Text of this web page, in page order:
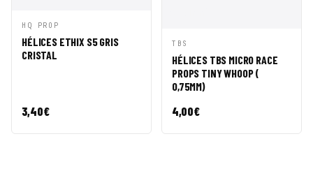
VISTA
RÁPIDA
CESTA
HQ PROP
HÉLICES ETHIX S5 GRIS
CRISTAL
3,40€
VISTA
RÁPIDA
CESTA
TBS
HÉLICES TBS MICRO RACE
PROPS TINY WHOOP (
0,75MM)
4,00€